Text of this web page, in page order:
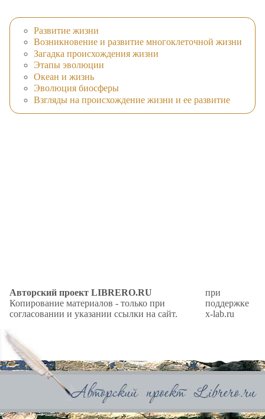
Развитие жизни
Возникновение и развитие многоклеточной жизни
Загадка происхождения жизни
Этапы эволюции
Океан и жизнь
Эволюция биосферы
Взгляды на происхождение жизни и ее развитие
Авторский проект LIBRERO.RU
Копирование материалов - только при
согласовании и указании ссылки на сайт.
при
поддержке
x-lab.ru